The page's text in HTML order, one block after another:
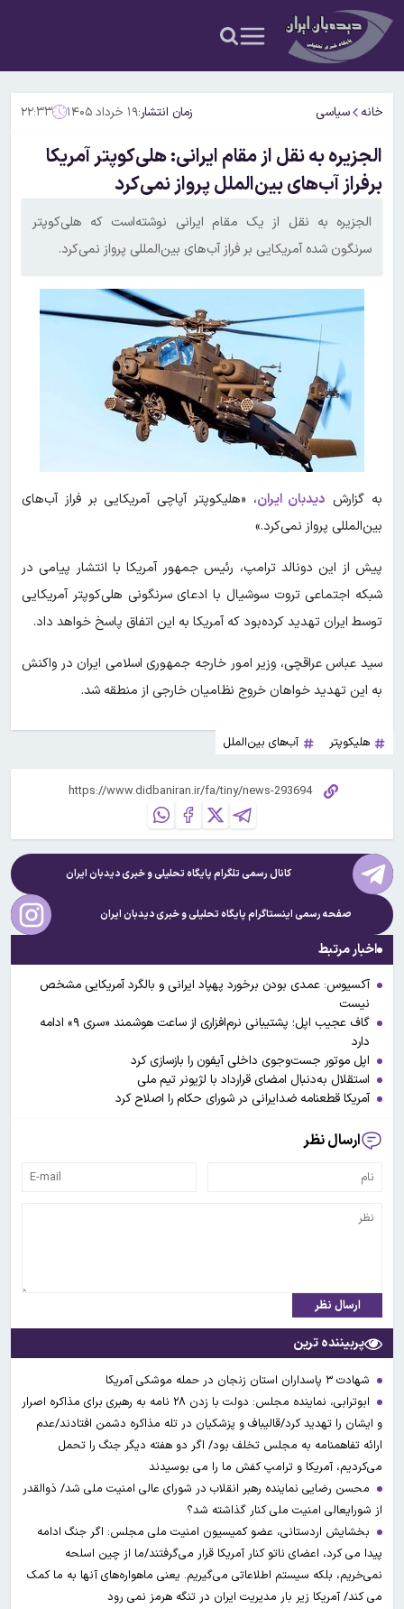
خانه سیاسی زمان انتشار:۱۹ خرداد ۱۴۰۵ ۲۲:۳۳
الجزیره به نقل از مقام ایرانی: هلی‌کوپتر آمریکا
برفراز آب‌های بین‌الملل پرواز نمی‌کرد
الجزیره به نقل از یک مقام ایرانی نوشته‌است که هلی‌کوپتر
سرنگون شده آمریکایی بر فراز آب‌های بین‌المللی پرواز نمی‌کرد.
به گزارش دیدبان ایران، «هلیکوپتر آپاچی آمریکایی بر فراز آب‌های
بین‌المللی پرواز نمی‌کرد.»
پیش از این دونالد ترامپ، رئیس جمهور آمریکا با انتشار پیامی در
شبکه اجتماعی تروت سوشیال با ادعای سرنگونی هلی‌کوپتر آمریکایی
توسط ایران تهدید کرده‌بود که آمریکا به این اتفاق پاسخ خواهد داد.
سید عباس عراقچی، وزیر امور خارجه جمهوری اسلامی ایران در واکنش
به این تهدید خواهان خروج نظامیان خارجی از منطقه شد.
هلیکوپتر آب‌های بین‌الملل
کانال رسمی تلگرام پایگاه تحلیلی و خبریدیدبان ایران
صفحه رسمی اینستاگرام پایگاه تحلیلی و خبریدیدبان ایران
اخبار مرتبط
آکسیوس: عمدی بودن برخورد پهپاد ایرانی و بالگرد آمریکایی مشخص
نیست
گاف عجیب اپل؛ پشتیبانی نرم‌افزاری از ساعت هوشمند «سری ۹» ادامه
دارد
اپل موتور جست‌وجوی داخلی آیفون را بازسازی کرد
استقلال به‌دنبال امضای قرارداد با لژیونر تیم ملی
آمریکا قطعنامه ضدایرانی در شورای حکام را اصلاح کرد
ارسال نظر
ارسال نظر
پربیننده ترین
شهادت ۳ ‌پاسداران استان زنجان در حمله موشکی آمریکا
ابوترابی، نماینده مجلس: دولت با زدن ۲۸ نامه به رهبری برای مذاکره اصرار
و ایشان را تهدید کرد/قالیباف و پزشکیان در تله مذاکره دشمن افتادند/عدم
ارائه تفاهمنامه به مجلس تخلف بود/ اگر دو هفته دیگر جنگ را تحمل
می‌کردیم، آمریکا و ترامپ کفش ما را می بوسیدند
محسن رضایی نماینده رهبر انقلاب در شورای عالی امنیت ملی شد/ ذوالقدر
از شورایعالی امنیت ملی کنار گذاشته شد؟
بخشایش اردستانی، عضو کمیسیون امنیت ملی مجلس: اگر جنگ ادامه
پیدا می کرد، اعضای ناتو کنار آمریکا قرار می‌گرفتند/ما از چین اسلحه
نمی‌خریم، بلکه سیستم اطلاعاتی می‌گیریم. یعنی ماهواره‌های آنها به ما کمک
می کند/ آمریکا زیر بار مدیریت ایران در تنگه هرمز نمی رود